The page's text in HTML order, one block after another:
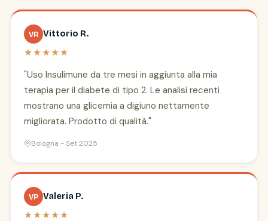
VR Vittorio R.
★★★★★
"Uso Insulimune da tre mesi in aggiunta alla mia
terapia per il diabete di tipo 2. Le analisi recenti
mostrano una glicemia a digiuno nettamente
migliorata. Prodotto di qualità."
Bologna - Set 2025
VP Valeria P.
★★★★★